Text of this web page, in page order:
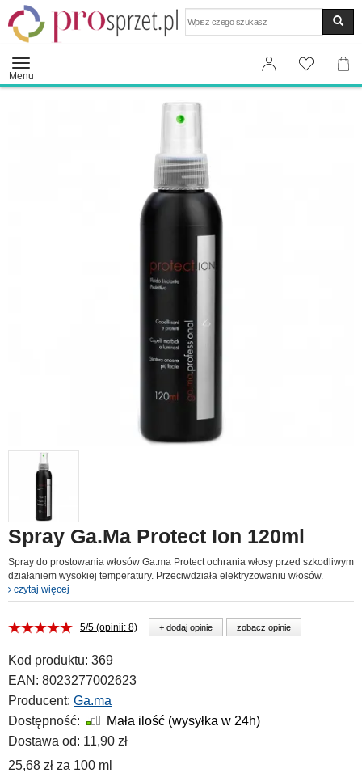
Menu
Spray Ga.Ma Protect Ion 120ml
Spray do prostowania włosów Ga.ma Protect ochrania włosy przed szkodliwym
działaniem wysokiej temperatury. Przeciwdziała elektryzowaniu włosów.
czytaj więcej
5/5 (opinii: 8) + dodaj opinie zobacz opinie
Kod produktu: 369
EAN: 8023277002623
Producent: Ga.ma
Dostępność:
Mała ilość (wysyłka w 24h)
Dostawa od: 11,90 zł
25,68 zł za 100 ml